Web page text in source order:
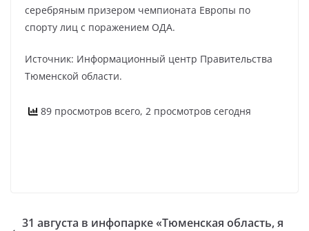
серебряным призером чемпионата Европы по
спорту лиц с поражением ОДА.
Источник: Информационный центр Правительства
Тюменской области.
89 просмотров всего, 2 просмотров сегодня
31 августа в инфопарке «Тюменская область, я